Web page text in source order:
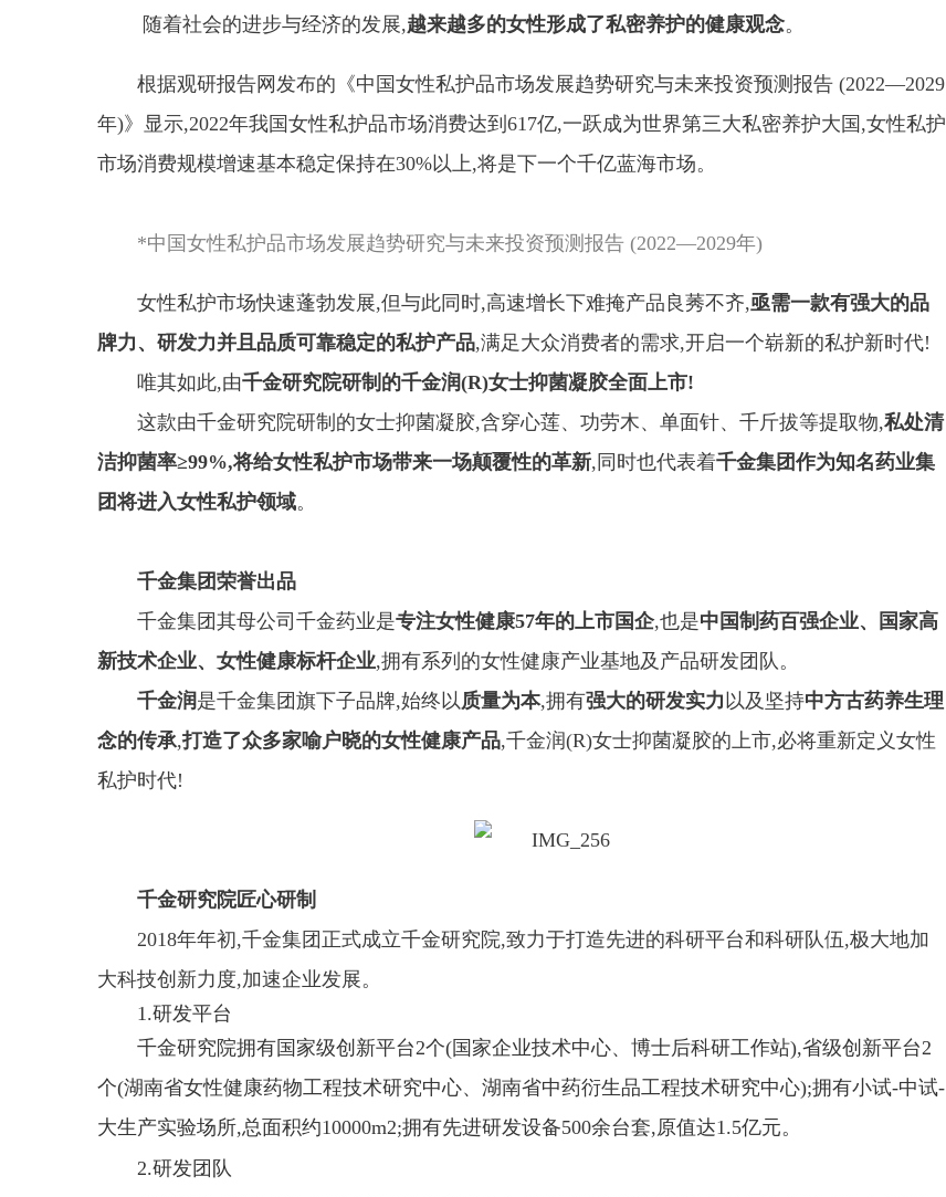
随着社会的进步与经济的发展,越来越多的女性形成了私密养护的健康观念。
根据观研报告网发布的《中国女性私护品市场发展趋势研究与未来投资预测报告 (2022—2029
年)》显示,2022年我国女性私护品市场消费达到617亿,一跃成为世界第三大私密养护大国,女性私护
市场消费规模增速基本稳定保持在30%以上,将是下一个千亿蓝海市场。
*中国女性私护品市场发展趋势研究与未来投资预测报告 (2022—2029年)
女性私护市场快速蓬勃发展,但与此同时,高速增长下难掩产品良莠不齐,亟需一款有强大的品
牌力、研发力并且品质可靠稳定的私护产品,满足大众消费者的需求,开启一个崭新的私护新时代!
唯其如此,由千金研究院研制的千金润(R)女士抑菌凝胶全面上市!
这款由千金研究院研制的女士抑菌凝胶,含穿心莲、功劳木、单面针、千斤拔等提取物,私处清
洁抑菌率≥99%,将给女性私护市场带来一场颠覆性的革新,同时也代表着千金集团作为知名药业集
团将进入女性私护领域。
千金集团荣誉出品
千金集团其母公司千金药业是专注女性健康57年的上市国企,也是中国制药百强企业、国家高
新技术企业、女性健康标杆企业,拥有系列的女性健康产业基地及产品研发团队。
千金润是千金集团旗下子品牌,始终以质量为本,拥有强大的研发实力 以及坚持中方古药养生理
念的传承,打造了众多家喻户晓的女性健康产品,千金润(R)女士抑菌凝胶的上市,必将重新定义女性
私护时代!
千金研究院匠心研制
2018年年初,千金集团正式成立千金研究院,致力于打造先进的科研平台和科研队伍,极大地加
大科技创新力度,加速企业发展。
1.研发平台
千金研究院拥有国家级创新平台2个(国家企业技术中心、博士后科研工作站),省级创新平台2
个(湖南省女性健康药物工程技术研究中心、湖南省中药衍生品工程技术研究中心);拥有小试-中试-
大生产实验场所,总面积约10000m2;拥有先进研发设备500余台套,原值达1.5亿元。
2.研发团队